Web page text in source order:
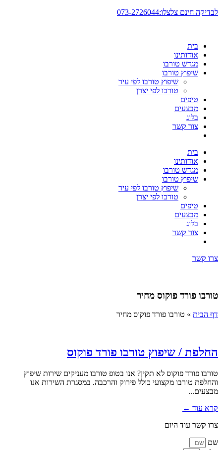
דלג
לבדיקה חינם צלצלו:073-2726044
בית
אודותינו
מגדש טורבו
שיפוץ טורבו
שיפוץ טורבו לפי עיר
טורבו לפי יצרן
טיפים
מבצעים
בלוג
צור קשר
בית
אודותינו
מגדש טורבו
שיפוץ טורבו
שיפוץ טורבו לפי עיר
טורבו לפי יצרן
טיפים
מבצעים
בלוג
צור קשר
צרו קשר
טורבו פורד פוקוס מחיר
דף הבית » טורבו פורד פוקוס מחיר
החלפת / שיפוץ טורבו פורד פוקוס
טורבו פורד פוקוס לא תקין? אנו בטופ טורבו מעניקים שירות שיפוץ
והחלפת טורבו מקצועי כולל פירוק והרכבה. במסגרת השירות אנו
מבצעים...
קרא עוד ←
צרו קשר עוד היום
שם